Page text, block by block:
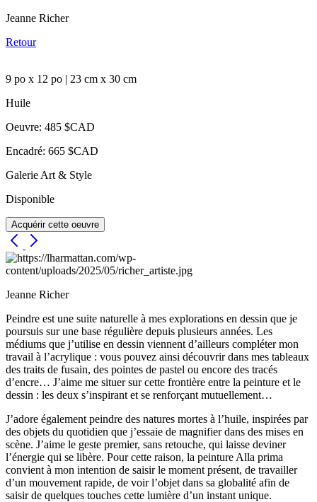
Jeanne Richer
Retour
9 po x 12 po | 23 cm x 30 cm
Huile
Oeuvre: 485 $CAD
Encadré: 665 $CAD
Galerie Art & Style
Disponible
Acquérir cette oeuvre
Jeanne Richer
Peindre est une suite naturelle à mes explorations en dessin que je
poursuis sur une base régulière depuis plusieurs années. Les
médiums que j’utilise en dessin viennent d’ailleurs compléter mon
travail à l’acrylique : vous pouvez ainsi découvrir dans mes tableaux
des traits de fusain, des pointes de pastel ou encore des tracés
d’encre… J’aime me situer sur cette frontière entre la peinture et le
dessin : les deux s’inspirant et se renforçant mutuellement…
J’adore également peindre des natures mortes à l’huile, inspirées par
des objets du quotidien que j’essaie de magnifier dans des mises en
scène. J’aime le geste premier, sans retouche, qui laisse deviner
l’énergie qui se libère. Pour cette raison, la peinture Alla prima
convient à mon intention de saisir le moment présent, de travailler
d’un mouvement rapide, de voir l’objet dans sa globalité afin de
saisir de quelques touches cette lumière d’un instant unique.